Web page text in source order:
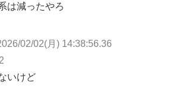
は減ったやろ
02/02(月) 14:38:56.36
いけど